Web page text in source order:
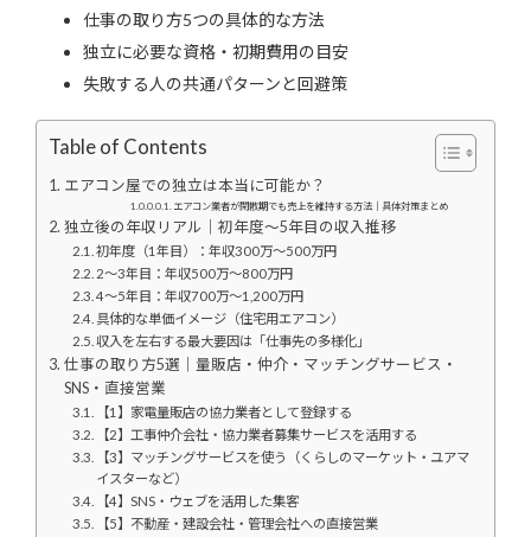
仕事の取り方5つの具体的な方法
独立に必要な資格・初期費用の目安
失敗する人の共通パターンと回避策
Table of Contents
エアコン屋での独立は本当に可能か？
エアコン業者が閑散期でも売上を維持する方法｜具体対策まとめ
独立後の年収リアル｜初年度〜5年目の収入推移
初年度（1年目）：年収300万〜500万円
2〜3年目：年収500万〜800万円
4〜5年目：年収700万〜1,200万円
具体的な単価イメージ（住宅用エアコン）
収入を左右する最大要因は「仕事先の多様化」
仕事の取り方5選｜量販店・仲介・マッチングサービス・
SNS・直接営業
【1】家電量販店の協力業者として登録する
【2】工事仲介会社・協力業者募集サービスを活用する
【3】マッチングサービスを使う（くらしのマーケット・ユアマ
イスターなど）
【4】SNS・ウェブを活用した集客
【5】不動産・建設会社・管理会社への直接営業